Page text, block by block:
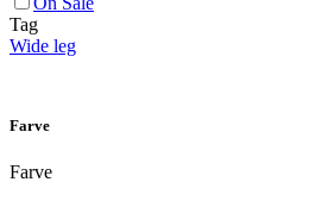
Tag
Wide leg
Farve
Farve